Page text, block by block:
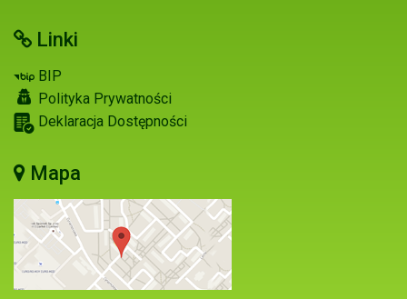
Linki
BIP
Polityka Prywatności
Deklaracja Dostępności
Mapa